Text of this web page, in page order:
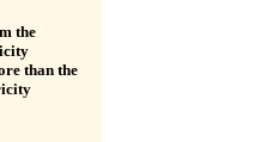
the
than the